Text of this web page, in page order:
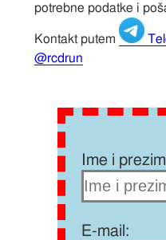
potrebne podatke i
Kontakt putem
@rcdrun
Ime i
E-mail: